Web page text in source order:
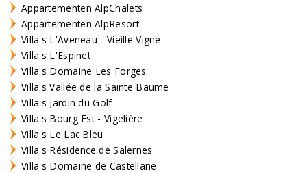
Appartementen AlpChalets
Appartementen AlpResort
Villa's L'Aveneau - Vieille Vigne
Villa's L'Espinet
Villa's Domaine Les Forges
Villa's Vallée de la Sainte Baume
Villa's Jardin du Golf
Villa's Bourg Est - Vigelière
Villa's Le Lac Bleu
Villa's Résidence de Salernes
Villa's Domaine de Castellane